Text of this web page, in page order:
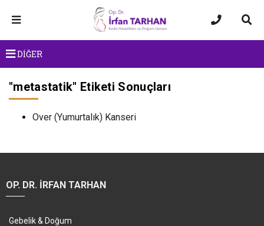
DİĞER
"metastatik" Etiketi Sonuçları
Over (Yumurtalık) Kanseri
OP. DR. İRFAN TARHAN
Gebelik & Doğum